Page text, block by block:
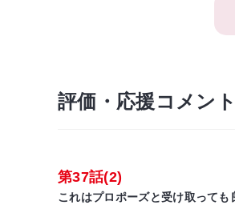
評価・応援コメント
第37話(2)
これはプロポーズと受け取っても